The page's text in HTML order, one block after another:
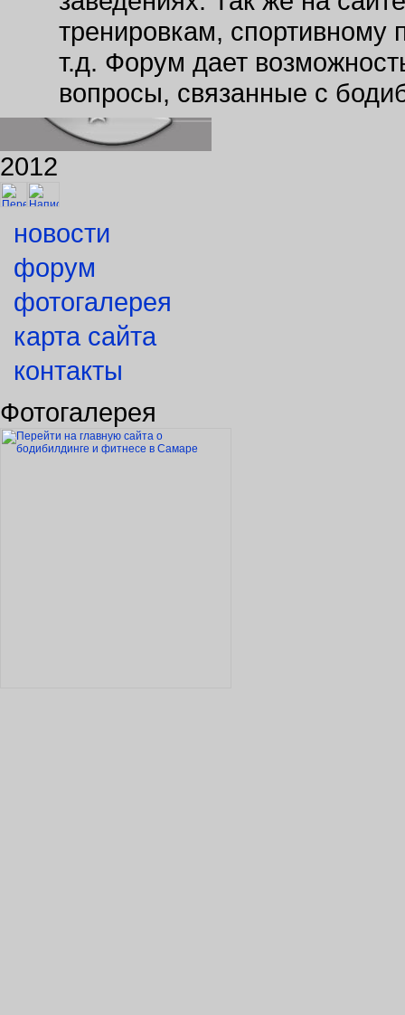
тренировкам, спортивному
т.д. Форум дает
вопросы, связанные с
2012
новости
форум
фотогалерея
карта сайта
контакты
Фотогалерея